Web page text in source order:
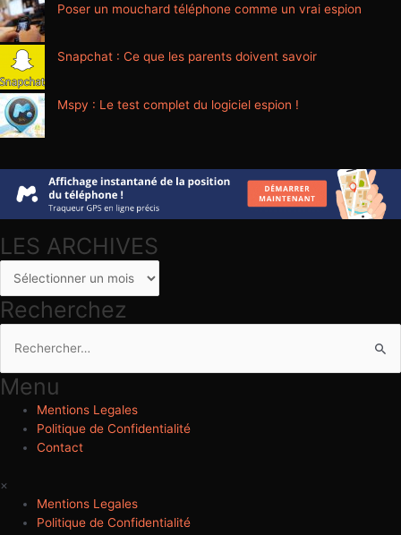
Poser un mouchard téléphone comme un vrai espion
Snapchat : Ce que les parents doivent savoir
Mspy : Le test complet du logiciel espion !
LES ARCHIVES
ARCHIVES
Recherchez
Menu
Mentions Legales
Politique de Confidentialité
Contact
×
Mentions Legales
Politique de Confidentialité